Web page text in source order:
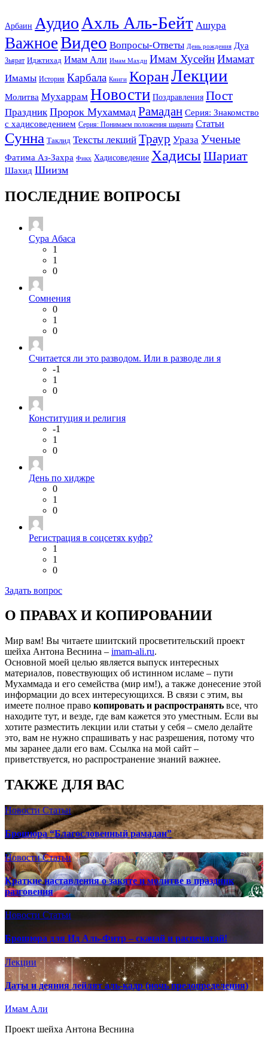
Арбаин Аудио Ахль Аль-Бейт Ашура
ВажноеВидео Вопросы-Ответы День рождения Дуа
Зьярат Иджтихад Имам Али Имам Махди Имам ХусейнИмамат
Имамы История Карбала Книги КоранЛекции
Молитва Мухаррам Новости Поздравления Пост
Праздник Пророк Мухаммад Рамадан Серия: Знакомство
с хадисоведением Серия: Понимаем положения шариата Статьи
Сунна Таклид Тексты лекций Траур Ураза Ученые
Фатима Аз-Захра Фикх Хадисоведение ХадисыШариат
Шахид Шиизм
ПОСЛЕДНИЕ ВОПРОСЫ
Сура Абаса
1
1
0
Сомнения
0
1
0
Считается ли это разводом. Или в разводе ли я
-1
1
0
Конституция и религия
-1
1
0
День по хиджре
0
1
0
Регистрация в соцсетях куфр?
1
1
0
Задать вопрос
О ПРАВАХ И КОПИРОВАНИИ
Мир вам! Вы читаете шиитский просветительский проект
шейха Антона Веснина – imam-ali.ru.
Основной моей целью является выпуск интересных
материалов, повествующих об истинном исламе – пути
Мухаммада и его семейства (мир им!), а также донесение этой
информации до всех интересующихся. В связи с этим, вы
имеете полное право копировать и распространять все, что
находите тут, и везде, где вам кажется это уместным. Если вы
хотите разместить лекции или статьи у себя – смело делайте
это, вам не нужно спрашивать у нас разрешения, потому что
мы заранее дали его вам. Ссылка на мой сайт –
приветствуется, но распространение знаний важнее.
ТАКЖЕ ДЛЯ ВАС
НовостиСтатьи
Брошюра “Благословенный рамадан”
НовостиСтатьи
Краткие наставления о закяте и молитве в праздник
разговения
Новости Статьи
Брошюра для Ид Аль-Фитр – скачай и распечатай!
Лекции
Даты и деяния лейлят аль-кадр (ночь предопределения)
Имам Али
Проект шейха Антона Веснина